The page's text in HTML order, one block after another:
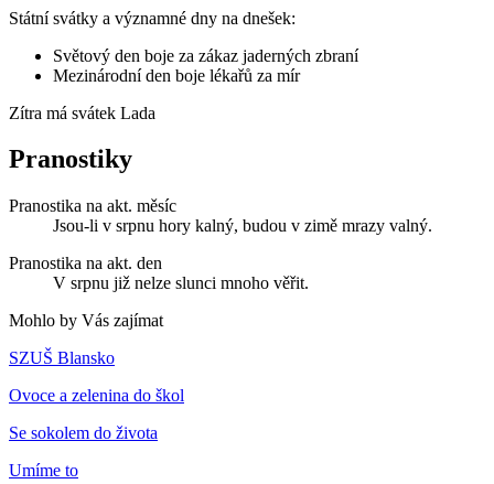
Státní svátky a významné dny na dnešek:
Světový den boje za zákaz jaderných zbraní
Mezinárodní den boje lékařů za mír
Zítra má svátek Lada
Pranostiky
Pranostika na akt. měsíc
Jsou-li v srpnu hory kalný, budou v zimě mrazy valný.
Pranostika na akt. den
V srpnu již nelze slunci mnoho věřit.
Mohlo by Vás zajímat
SZUŠ Blansko
Ovoce a zelenina do škol
Se sokolem do života
Umíme to